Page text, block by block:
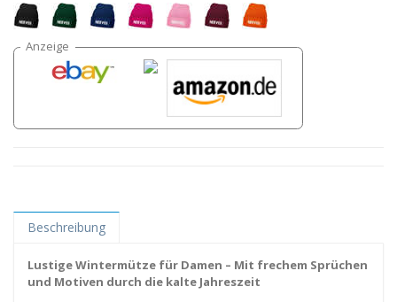
Beschreibung
Lustige Wintermütze für Damen – Mit frechem Sprüchen
und Motiven durch die kalte Jahreszeit